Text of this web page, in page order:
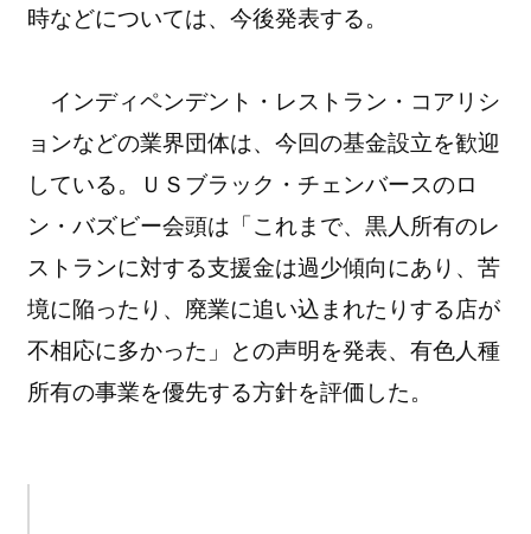
時などについては、今後発表する。
インディペンデント・レストラン・コアリシ
ョンなどの業界団体は、今回の基金設立を歓迎
している。ＵＳブラック・チェンバースのロ
ン・バズビー会頭は「これまで、黒人所有のレ
ストランに対する支援金は過少傾向にあり、苦
境に陥ったり、廃業に追い込まれたりする店が
不相応に多かった」との声明を発表、有色人種
所有の事業を優先する方針を評価した。